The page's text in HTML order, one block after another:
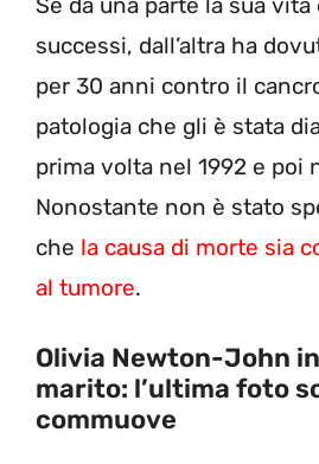
Se da una parte la sua
successi, dall’altra ha
per 30 anni contro il
patologia che gli è stata
prima volta nel 1992 e poi
Nonostante non è stato
che la causa di morte sia
al tumore.
Olivia Newton-John
marito: l’ultima foto
commuove